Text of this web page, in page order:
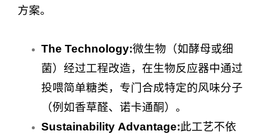
方案。
The Technology:微生物（如酵母或细
菌）经过工程改造，在生物反应器中通过
投喂简单糖类，专门合成特定的风味分子
（例如香草醛、诺卡通酮）。
Sustainability Advantage:此工艺不依